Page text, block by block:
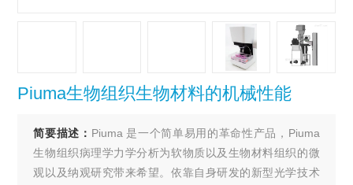
Piuma生物组织生物材料的机械性能
简要描述： Piuma 是一个简单易用的革命性产品，Piuma
生物组织病理学力学分析为软物质以及生物材料组织的微
观以及纳观研究带来希望。依靠自身研发的新型光学技术